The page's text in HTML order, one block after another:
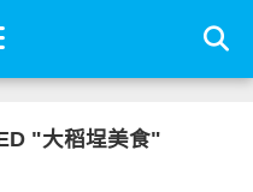
"大稻埕美食"